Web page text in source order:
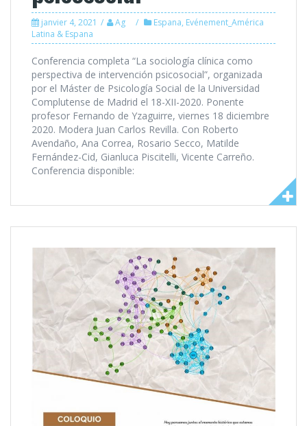
janvier 4, 2021 Ag Espana, Evénement_América
Latina & Espana
Conferencia completa “La sociología clínica como
perspectiva de intervención psicosocial”, organizada
por el Máster de Psicología Social de la Universidad
Complutense de Madrid el 18-XII-2020. Ponente
profesor Fernando de Yzaguirre, viernes 18 diciembre
2020. Modera Juan Carlos Revilla. Con Roberto
Avendaño, Ana Correa, Rosario Secco, Matilde
Fernández-Cid, Gianluca Piscitelli, Vicente Carreño.
Conferencia disponible: